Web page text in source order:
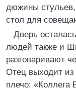
дюжины
стол для
Дверь
людей также и
разговаривают
Отец выходит из
плечо: «Коллега